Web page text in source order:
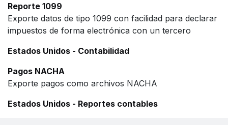
Reporte 1099
Exporte datos de tipo 1099 con facilidad para declarar
impuestos de forma electrónica con un tercero
Estados Unidos - Contabilidad
Pagos NACHA
Exporte pagos como archivos NACHA
Estados Unidos - Reportes contables